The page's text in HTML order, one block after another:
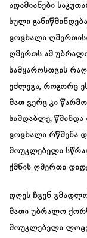
ადამიანები
სული
ცოცხალი
ღმერთს ამ
სამყაროსთვის
ეძლევა, როგორც
მათ ვერც კი
სიმდაბლე, წმინდა
ცოცხალი რწმენა
მოუკლებელი
ქმნის ღმერთი
დღეს ჩვენ
მათი უბრალო
მოუკლებელი